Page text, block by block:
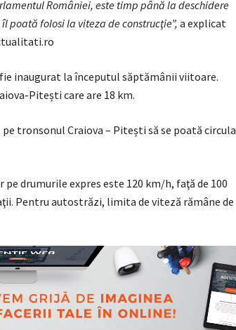
României, este timp până la deschidere
poată folosi la viteza de construcţie”, a explicat
inaugurat la începutul săptămânii viitoare.
Pitești care are 18 km.
tronsonul Craiova – Pitești să se poată circula
drumurile expres este 120 km/h, faţă de 100
Pentru autostrăzi, limita de viteză rămâne de